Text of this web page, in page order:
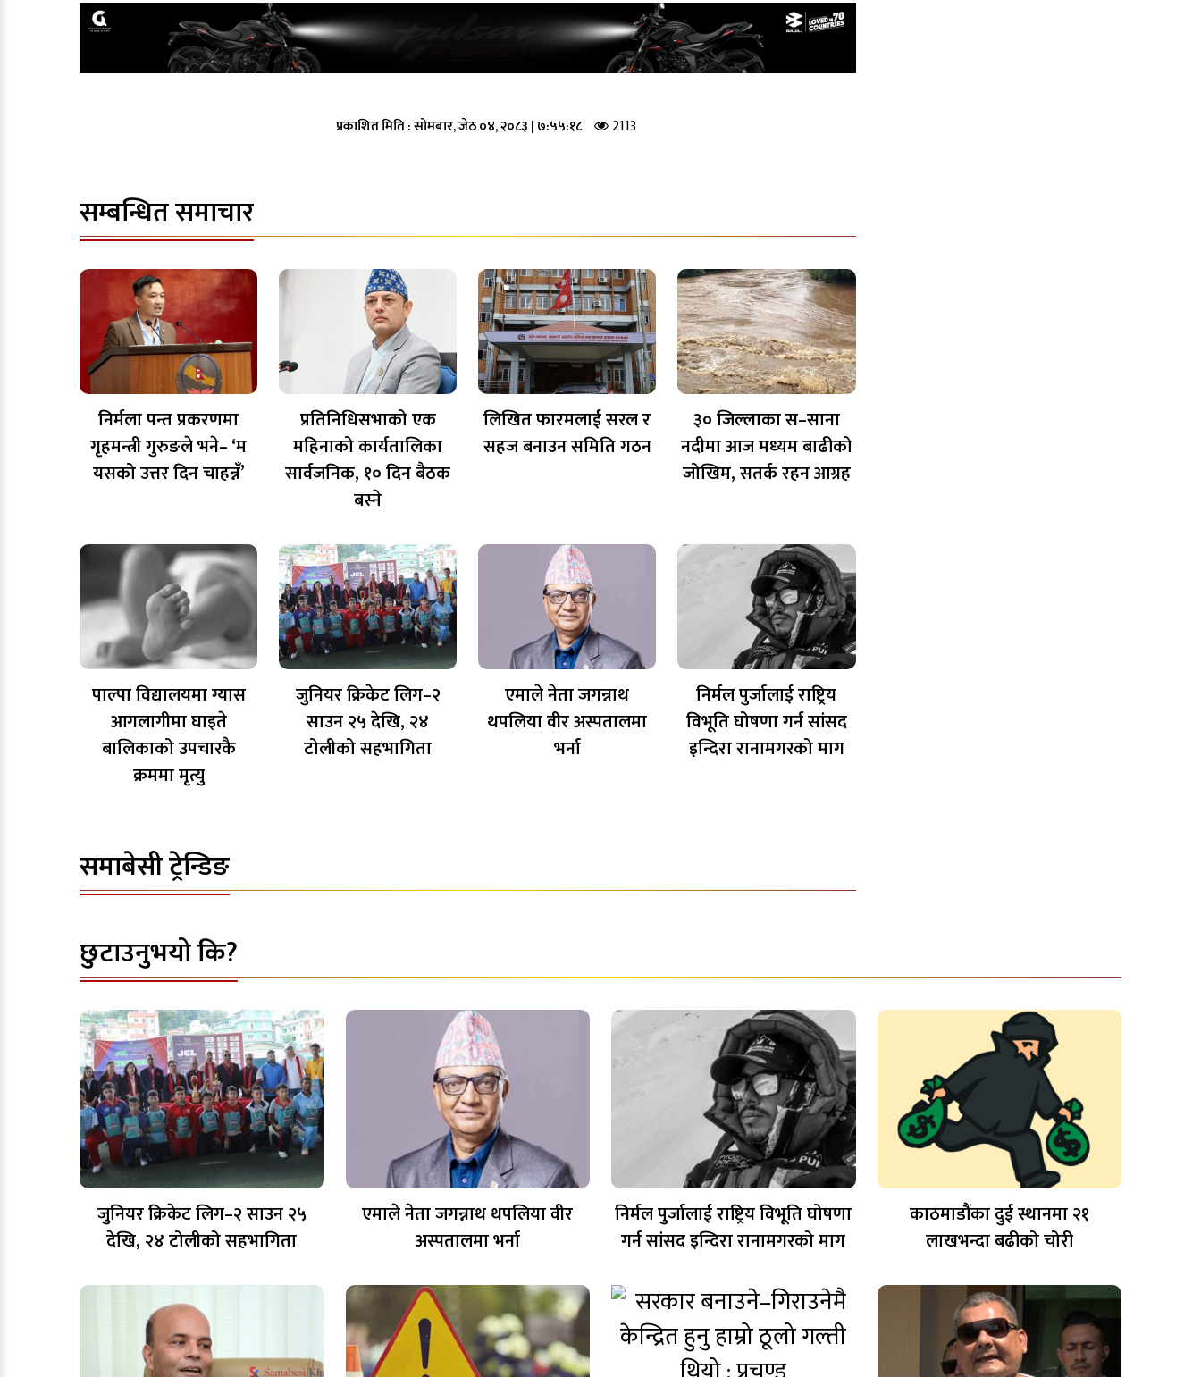
प्रकाशित मिति :सोमबार, जेठ ०४, २०८३ | ७:५५:१८ 2113
सम्बन्धित समाचार
निर्मला पन्त प्रकरणमा
गृहमन्त्री गुरुङले भने– ‘म
यसको उत्तर दिन चाहन्नँ’
प्रतिनिधिसभाको एक
महिनाको कार्यतालिका
सार्वजनिक, १० दिन बैठक
बस्ने
लिखित फारमलाई सरल र
सहज बनाउन समिति गठन
३० जिल्लाका स–साना
नदीमा आज मध्यम बाढीको
जोखिम, सतर्क रहन आग्रह
पाल्पा विद्यालयमा ग्यास
आगलागीमा घाइते
बालिकाको उपचारकै
क्रममा मृत्यु
जुनियर क्रिकेट लिग–२
साउन २५ देखि, २४
टोलीको सहभागिता
एमाले नेता जगन्नाथ
थपलिया वीर अस्पतालमा
भर्ना
निर्मल पुर्जालाई राष्ट्रिय
विभूति घोषणा गर्न सांसद
इन्दिरा रानामगरको माग
समाबेसी ट्रेन्डिङ
छुटाउनुभयो कि?
जुनियर क्रिकेट लिग–२ साउन २५
देखि, २४ टोलीको सहभागिता
एमाले नेता जगन्नाथ थपलिया वीर
अस्पतालमा भर्ना
निर्मल पुर्जालाई राष्ट्रिय विभूति घोषणा
गर्न सांसद इन्दिरा रानामगरको माग
काठमाडौंका दुई स्थानमा २१
लाखभन्दा बढीको चोरी